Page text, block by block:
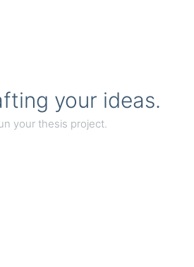
your ideas.
your thesis project.